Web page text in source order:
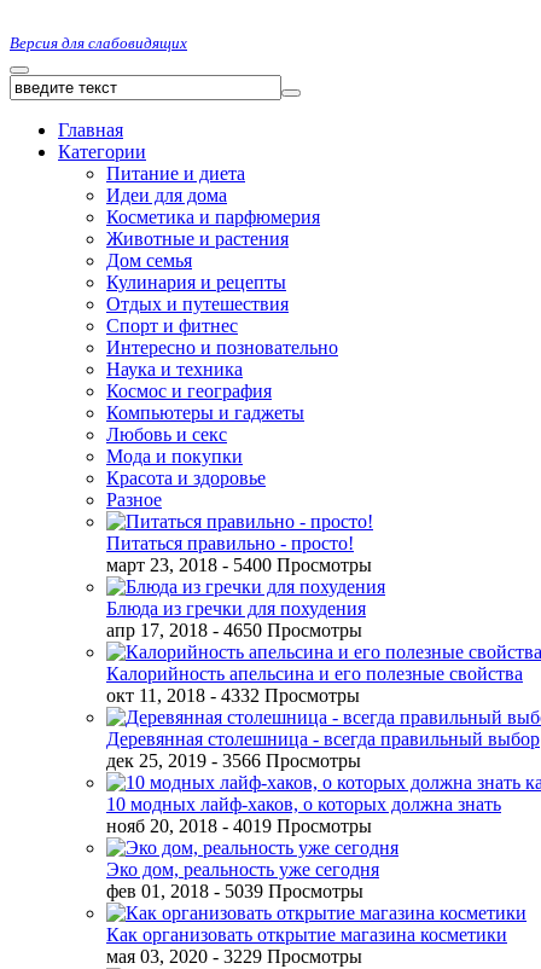
Версия для слабовидящих
Главная
Категории
Питание и диета
Идеи для дома
Косметика и парфюмерия
Животные и растения
Дом семья
Кулинария и рецепты
Отдых и путешествия
Спорт и фитнес
Интересно и позновательно
Наука и техника
Космос и география
Компьютеры и гаджеты
Любовь и секс
Мода и покупки
Красота и здоровье
Разное
Питаться правильно - просто!
март 23, 2018 - 5400 Просмотры
Блюда из гречки для похудения
апр 17, 2018 - 4650 Просмотры
Калорийность апельсина и его полезные свойства
окт 11, 2018 - 4332 Просмотры
Деревянная столешница - всегда правильный выбор
дек 25, 2019 - 3566 Просмотры
10 модных лайф-хаков, о которых должна знать
нояб 20, 2018 - 4019 Просмотры
Эко дом, реальность уже сегодня
фев 01, 2018 - 5039 Просмотры
Как организовать открытие магазина косметики
мая 03, 2020 - 3229 Просмотры